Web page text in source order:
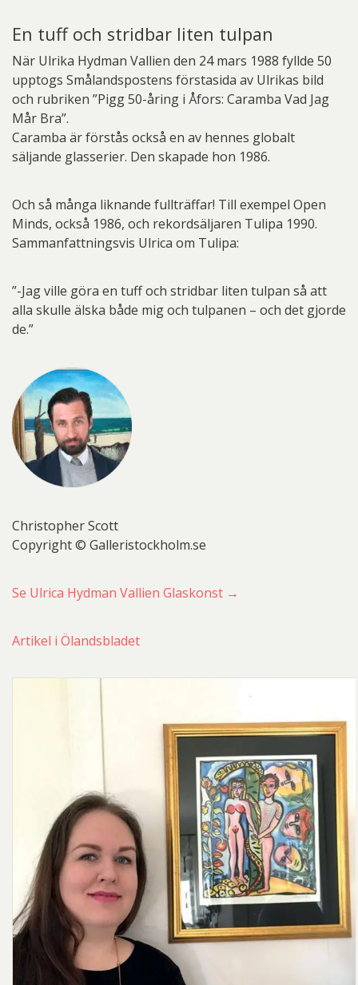
En tuff och stridbar liten tulpan
När Ulrika Hydman Vallien den 24 mars 1988 fyllde 50
upptogs Smålandspostens förstasida av Ulrikas bild
och rubriken ”Pigg 50-åring i Åfors: Caramba Vad Jag
Mår Bra”.
Caramba är förstås också en av hennes globalt
säljande glasserier. Den skapade hon 1986.
Och så många liknande fullträffar! Till exempel Open
Minds, också 1986, och rekordsäljaren Tulipa 1990.
Sammanfattningsvis Ulrica om Tulipa:
”-Jag ville göra en tuff och stridbar liten tulpan så att
alla skulle älska både mig och tulpanen – och det gjorde
de.”
Christopher Scott
Copyright © Galleristockholm.se
Se Ulrica Hydman Vallien Glaskonst →
Artikel i Ölandsbladet